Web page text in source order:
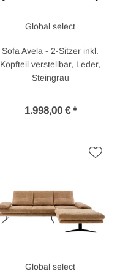
Global select
Sofa Avela - 2-Sitzer inkl.
Kopfteil verstellbar, Leder,
Steingrau
1.998,00 € *
Global select